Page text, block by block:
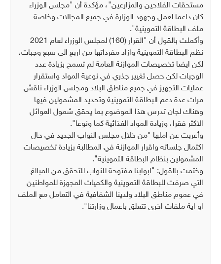
مستحقات الفلاحين والمزارعين"، مؤكدة أن "مجلس الوزراء
كان داعما لعمل وجهود الوزارة في جميع المجالات وخاصة
ملف البطاقة التموينية".
وأكملت بالقول أن "القرار (160) لمجلس الوزراء لعام 2021
نظم البطاقة التموينية وازاد مفرداتها من اربع الى سبع وجبات،
لكن ايضا تخصيصات الموازنة العامة لم تسمح بزيادة عدد
الوجبات لكن حصل تغيير جذري في نوعية المواد واستقرار
عمليات التجهيز في جميع مناطق البلاد ومجلس الوزراء ناقش
مرات عدة دعم البطاقة التموينية وتحديد المشمولين فيها
وهناك لجان تدرس هذا الموضوع بما يحقق شمول العوائل
الاكثر فقرا، وزيادة المواد الغذائية كما ونوعا".
وأعربت عن املها "من خلال مجلس النواب الجديد في حال
اكتمال جلساته واقرار الموازنة في المطالبة بزيادة تخصيصات
المشمولين بنظام البطاقة التموينية".
وختمت بالقول: "ابوابنا مفتوحة للنواب للتحقق من المبالغ
التي صرفت للبطاقة التموينية والكميات المجهزة للمواطنين
في عموم مناطق البلاد ولدينا الشفافية في التعامل مع الملف
او اية ملفات اخرى تتعلق باعمال وزارتنا".